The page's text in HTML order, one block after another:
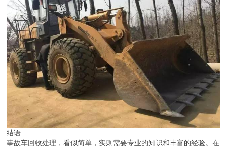
结语
事故车回收处理，看似简单，实则需要专业的知识和丰富的经验。在